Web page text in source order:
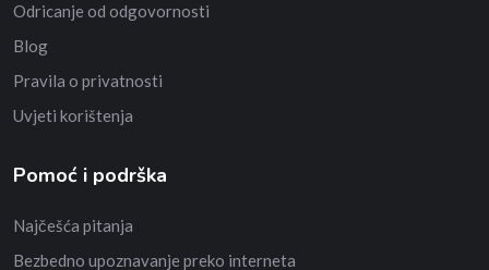
Odricanje od odgovornosti
Blog
Pravila o privatnosti
Uvjeti korištenja
Pomoć i podrška
Najčešća pitanja
Bezbedno upoznavanje preko interneta